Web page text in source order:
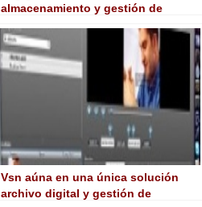
almacenamiento y gestión de
Vsn aúna en una única solución
archivo digital y gestión de